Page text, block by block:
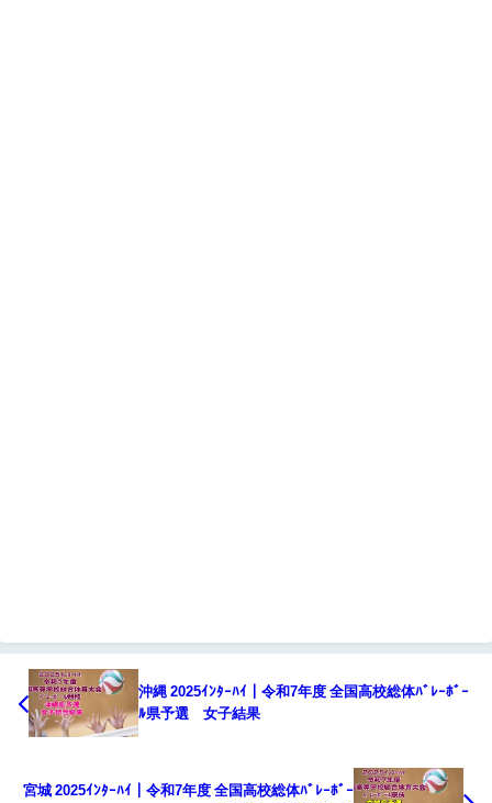
沖縄 2025ｲﾝﾀｰﾊｲ｜令和7年度 全国高校総体ﾊﾞﾚｰﾎﾞｰ
ﾙ県予選 女子結果
宮城 2025ｲﾝﾀｰﾊｲ｜令和7年度 全国高校総体ﾊﾞﾚｰﾎﾞｰ